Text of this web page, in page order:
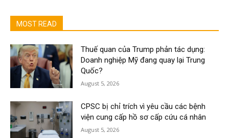
MOST READ
Thuế quan của Trump phản tác dụng:
Doanh nghiệp Mỹ đang quay lại Trung
Quốc?
August 5, 2026
CPSC bị chỉ trích vì yêu cầu các bệnh
viện cung cấp hồ sơ cấp cứu cá nhân
August 5, 2026